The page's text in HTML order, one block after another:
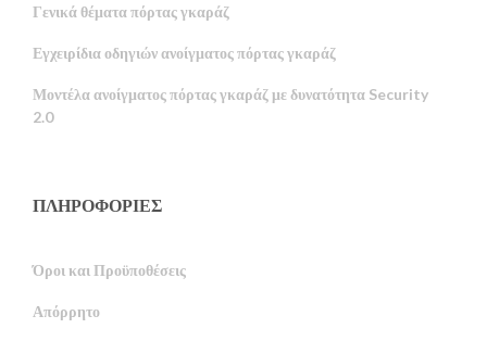
Γενικά θέματα πόρτας γκαράζ
Εγχειρίδια οδηγιών ανοίγματος πόρτας γκαράζ
Μοντέλα ανοίγματος πόρτας γκαράζ με δυνατότητα Security
2.0
ΠΛΗΡΟΦΟΡΙΕΣ
Όροι και Προϋποθέσεις
Απόρρητο